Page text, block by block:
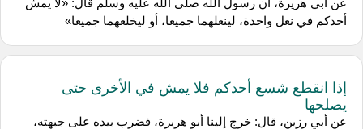
عن أبي هريرة، أن رسول الله صلى الله عليه وسلم قال: «لا يمش
أحدكم في نعل واحدة، لينعلهما جميعا، أو ليخلعهما جميعا»
إذا انقطع شسع أحدكم فلا يمش في الأخرى حتى
يصلحها
عن أبي رزين، قال: خرج إلينا أبو هريرة، فضرب بيده على جبهته،